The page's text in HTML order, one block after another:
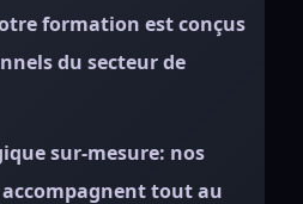
formation est conçus
du secteur de
sur-mesure: nos
tout au